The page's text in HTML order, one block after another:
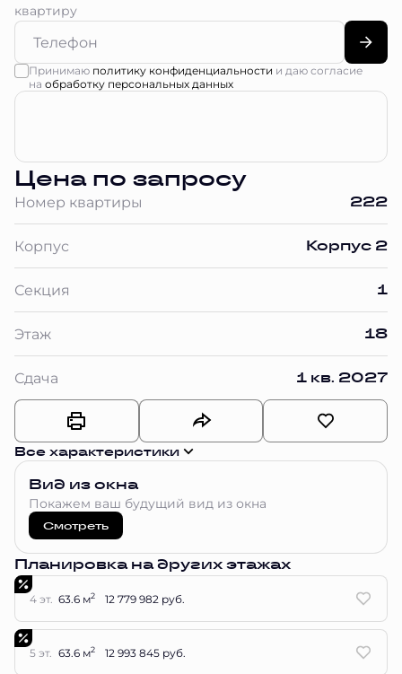
квартиру
Принимаю политику конфиденциальности и даю согласие
на обработку персональных данных
Цена по запросу
Номер квартиры 222
Корпус Корпус 2
Секция 1
Этаж 18
Сдача 1 кв. 2027
Все характеристики
Вид из окна
Покажем ваш будущий вид из окна
Смотреть
Планировка на других этажах
4 эт. 63.6 м2 12 779 982 руб.
5 эт. 63.6 м2 12 993 845 руб.